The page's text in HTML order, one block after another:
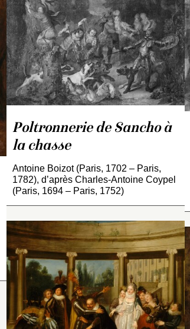
Sujet identique peint par
Natoire en 1735-1736
conservé au musée
national du château de
Compiègne (voir
Poltronnerie de Sancho à
la chasse
Antoine Boizot (Paris, 1702 – Paris,
1782), d’après Charles-Antoine Coypel
(Paris, 1694 – Paris, 1752)
L’original peint par Coypel
en 1727 est aujourd’hui non
localisé. Le château de
Compiègne conserve la
tapisserie correspondante.
Selon T. Lefrançois, ce
tableau serait une copie
exécutée par Maloire ;
l’original peint par Coypel